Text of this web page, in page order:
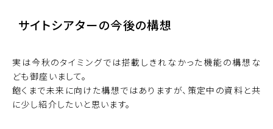
サイトシアターの今後の構想
実は今秋のタイミングでは搭載しきれなかった機能の構想な
ども御座いまして。
飽くまで未来に向けた構想ではありますが、策定中の資料と共
に少し紹介したいと思います。